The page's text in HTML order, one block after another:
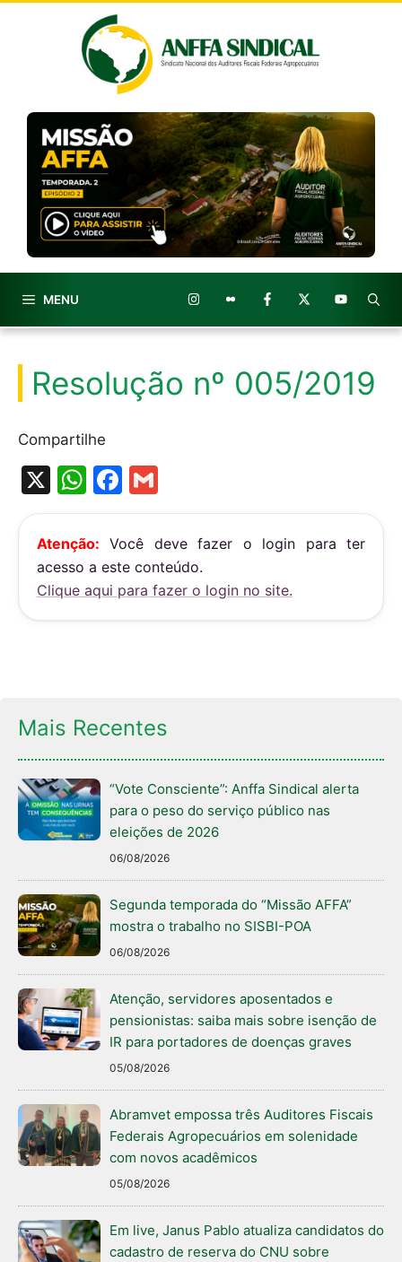
MENU
Resolução nº 005/2019
Compartilhe
X
W
h
at
s
A
p
F
a
c
e
b
o
m
ai
l
Atenção: Você deve fazer o login para ter
acesso a este conteúdo.
Clique aqui para fazer o login no site.
Mais Recentes
“Vote Consciente”: Anffa Sindical alerta
para o peso do serviço público nas
eleições de 2026
06/08/2026
Segunda temporada do “Missão AFFA”
mostra o trabalho no SISBI-POA
06/08/2026
Atenção, servidores aposentados e
pensionistas: saiba mais sobre isenção de
IR para portadores de doenças graves
05/08/2026
Abramvet empossa três Auditores Fiscais
Federais Agropecuários em solenidade
com novos acadêmicos
05/08/2026
Em live, Janus Pablo atualiza candidatos do
cadastro de reserva do CNU sobre